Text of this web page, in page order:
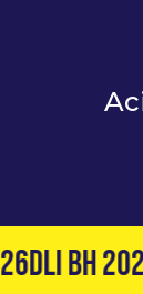
DLI BH